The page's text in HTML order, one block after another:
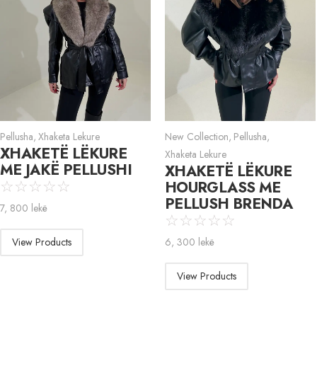
Pellusha, Xhaketa Lekure
XHAKETË LËKURE
ME JAKË PELLUSHI
☆☆☆☆☆
7, 800 lekë
View Products
New Collection, Pellusha,
Xhaketa Lekure
XHAKETË LËKURE
HOURGLASS ME
PELLUSH BRENDA
☆☆☆☆☆
6, 300 lekë
View Products